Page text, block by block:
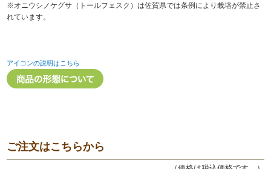
※オニウシノケグサ（トールフェスク）は佐賀県では条例により栽培が禁止さ
れています。
アイコンの説明はこちら
ご注文はこちらから